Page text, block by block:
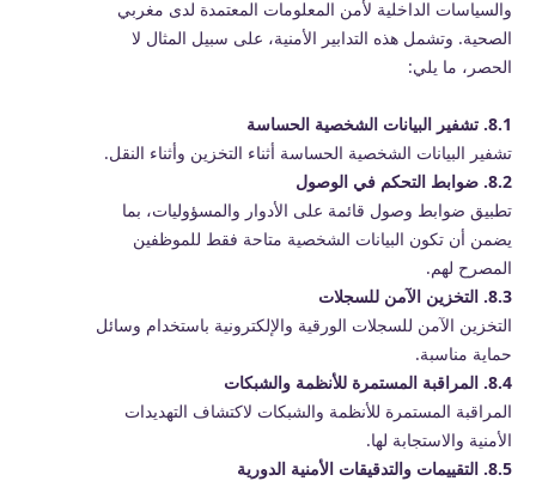
والسياسات الداخلية لأمن المعلومات المعتمدة لدى مغربي
الصحية. وتشمل هذه التدابير الأمنية، على سبيل المثال لا
الحصر، ما يلي:
8.1. تشفير البيانات الشخصية الحساسة
تشفير البيانات الشخصية الحساسة أثناء التخزين وأثناء النقل.
8.2. ضوابط التحكم في الوصول
تطبيق ضوابط وصول قائمة على الأدوار والمسؤوليات، بما
يضمن أن تكون البيانات الشخصية متاحة فقط للموظفين
المصرح لهم.
8.3. التخزين الآمن للسجلات
التخزين الآمن للسجلات الورقية والإلكترونية باستخدام وسائل
حماية مناسبة.
8.4. المراقبة المستمرة للأنظمة والشبكات
المراقبة المستمرة للأنظمة والشبكات لاكتشاف التهديدات
الأمنية والاستجابة لها.
8.5. التقييمات والتدقيقات الأمنية الدورية